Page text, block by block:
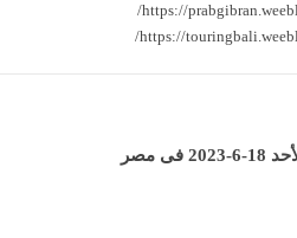
https://
https://
مصر